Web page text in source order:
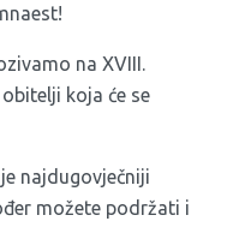
na XVIII.
koja će se
najdugovječniji
možete podržati i